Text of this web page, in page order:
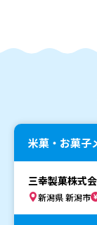
米菓・お菓子
三幸製菓株式
新潟県 新潟市